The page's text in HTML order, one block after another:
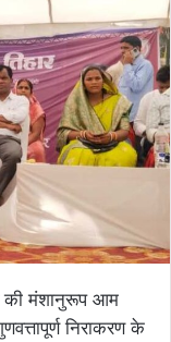
की मंशानुरूप आम
निराकरण के